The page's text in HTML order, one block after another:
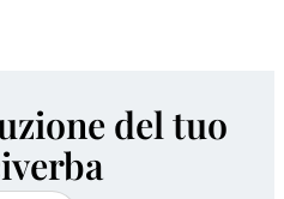
del tuo